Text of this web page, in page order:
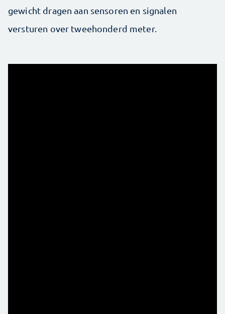
gewicht dragen aan sensoren en signalen
versturen over tweehonderd meter.